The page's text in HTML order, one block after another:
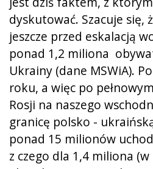
dyskutować. Szacuje się,
jeszcze przed eskalacją
ponad 1,2 miliona
Ukrainy (dane MSWiA).
roku, a więc po
Rosji na naszego
granicę polsko -
ponad 15 milionów
z czego dla 1,4 miliona (w